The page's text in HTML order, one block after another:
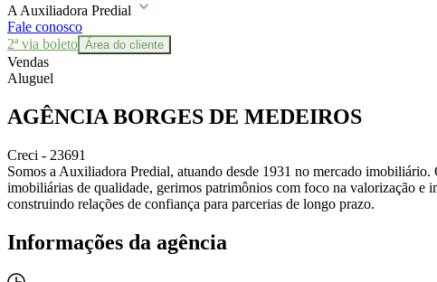
A Auxiliadora Predial
Fale conosco
2ª via boleto Área do cliente
Vendas
Aluguel
AGÊNCIA BORGES DE MEDEIROS
Creci - 23691
Somos a Auxiliadora Predial, atuando desde 1931 no mercado
imobiliárias de qualidade, gerimos patrimônios com foco na valorização e
construindo relações de confiança para parcerias de longo prazo.
Informações da agência